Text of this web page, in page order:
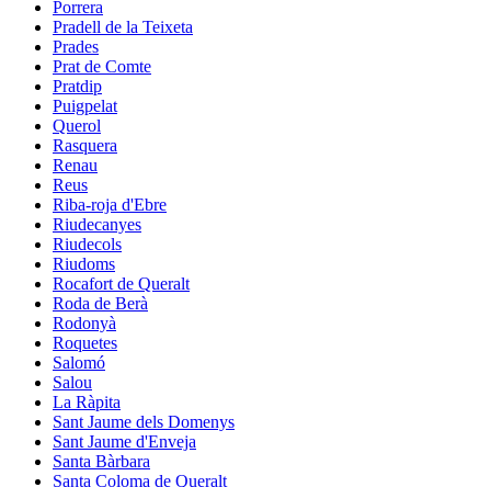
Porrera
Pradell de la Teixeta
Prades
Prat de Comte
Pratdip
Puigpelat
Querol
Rasquera
Renau
Reus
Riba-roja d'Ebre
Riudecanyes
Riudecols
Riudoms
Rocafort de Queralt
Roda de Berà
Rodonyà
Roquetes
Salomó
Salou
La Ràpita
Sant Jaume dels Domenys
Sant Jaume d'Enveja
Santa Bàrbara
Santa Coloma de Queralt